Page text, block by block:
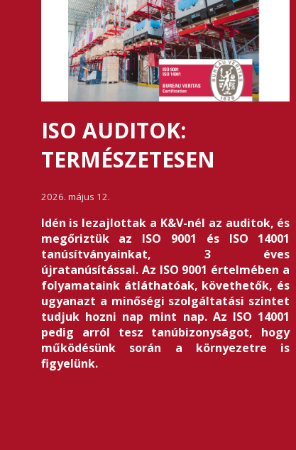
ISO AUDITOK:
TERMÉSZETESEN
2026. május 12.
Idén is lezajlottak a K&V-nél az auditok, és
megőriztük az ISO 9001 és ISO 14001
tanúsítványainkat, 3 éves
újratanúsítással. Az ISO 9001 értelmében a
folyamataink átláthatóak, követhetők, és
ugyanazt a minőségi szolgáltatási szintet
tudjuk hozni nap mint nap. Az ISO 14001
pedig arról tesz tanúbizonyságot, hogy
működésünk során a környezetre is
figyelünk.